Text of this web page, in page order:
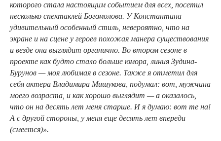
которого стала настоящим событием для всех, посетил
несколько спектаклей Богомолова. У Константина
удивительный особенный стиль, невероятно, что на
экране и на сцене у героев похожая манера существования
и везде она выглядит органично. Во втором сезоне в
проекте как будто стало больше юмора, линия Зудина-
Бурунов — моя любимая в сезоне. Также я отметил для
себя актера Владимира Мишукова, подумал: вот, мужчина
моего возраста, и как хорошо выглядит — а оказалось,
что он на десять лет меня старше. И я думаю: вот те на!
А с другой стороны, у меня еще десять лет впереди
(смеется)».